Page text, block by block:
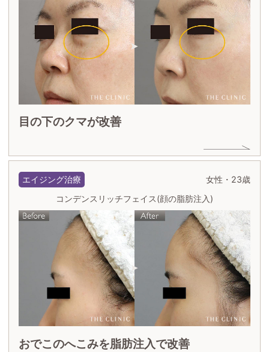
目の下のクマが改善
エイジング治療
女性・23歳
コンデンスリッチフェイス(顔の脂肪注入)
おでこのへこみを脂肪注入で改善